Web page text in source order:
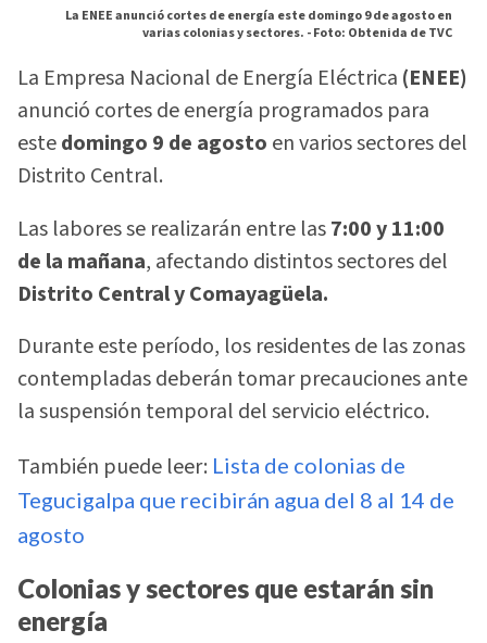
La ENEE anunció cortes de energía este domingo 9 de agosto en
varias colonias y sectores. -Foto: Obtenida de TVC
La Empresa Nacional de Energía Eléctrica (ENEE)
anunció cortes de energía programados para
estedomingo 9 de agosto en varios sectores del
Distrito Central.
Las labores se realizarán entre las7:00 y 11:00
de la mañana, afectando distintos sectores del
Distrito Central y Comayagüela.
Durante este período, los residentes de las zonas
contempladas deberán tomar precauciones ante
la suspensión temporal del servicio eléctrico.
También puede leer: Lista de colonias de
Tegucigalpa que recibirán agua del 8 al 14 de
agosto
Colonias y sectores que estarán sin
energía